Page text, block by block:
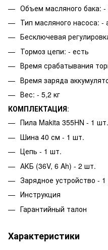
Объем масляного бака: -
Тип масляного насоса: -
Бесключевая
Тормоз цепи: - есть
Время срабатывания
Время заряда
Вес: - 5,2 кг
КОМПЛЕКТАЦИЯ:
Пила Makita 355HN - 1 шт.
Шина 40 см - 1 шт.
Цепь - 1 шт.
АКБ (36V, 6 Ah) - 2 шт.
Зарядное устройство -
Инструкция
Гарантийный талон
Характеристики